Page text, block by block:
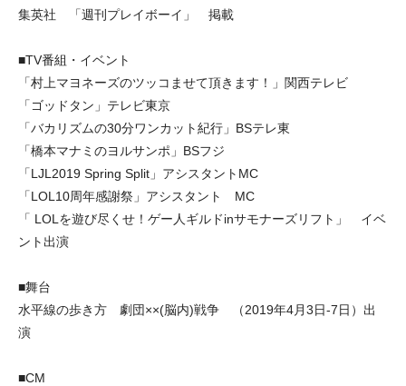
集英社 「週刊プレイボーイ」 掲載
■TV番組・イベント
「村上マヨネーズのツッコませて頂きます！」関西テレビ
「ゴッドタン」テレビ東京
「バカリズムの30分ワンカット紀行」BSテレ東
「橋本マナミのヨルサンポ」BSフジ
「LJL2019 Spring Split」アシスタントMC
「LOL10周年感謝祭」アシスタント MC
「 LOLを遊び尽くせ！ゲー人ギルドinサモナーズリフト」 イベ
ント出演
■舞台
水平線の歩き方 劇団××(脳内)戦争 （2019年4月3日-7日）出
演
■CM